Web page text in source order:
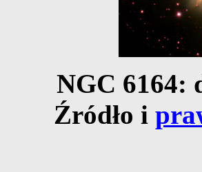
NGC 6164:
Źródło i